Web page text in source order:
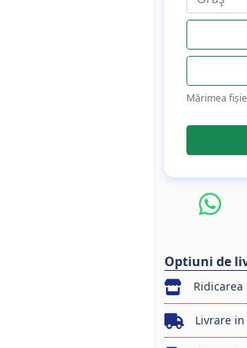
Mărimea
Optiuni de
Livrare